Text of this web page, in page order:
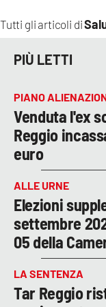
Tutti gli articoli di
PIÙ LETTI
PIANO
Venduta l'ex
Reggio
euro
ALLE URNE
Elezioni
settembre
05 della
LA SENTENZA
Tar Reggio